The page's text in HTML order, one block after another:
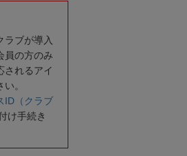
ラブが導入
員の方のみ
されるアイ
。
ID（クラブ
け手続き